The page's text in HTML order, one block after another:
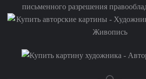
письменного разрешения